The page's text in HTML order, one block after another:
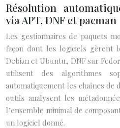
Résolution
via APT, DNF et pacman
Les gestionnaires de paquets
façon dont les logiciels gèrent
Debian et Ubuntu, DNF sur
utilisent des algorithmes
automatiquement les chaînes de
outils analysent les
l’ensemble minimal de
un logiciel donné.